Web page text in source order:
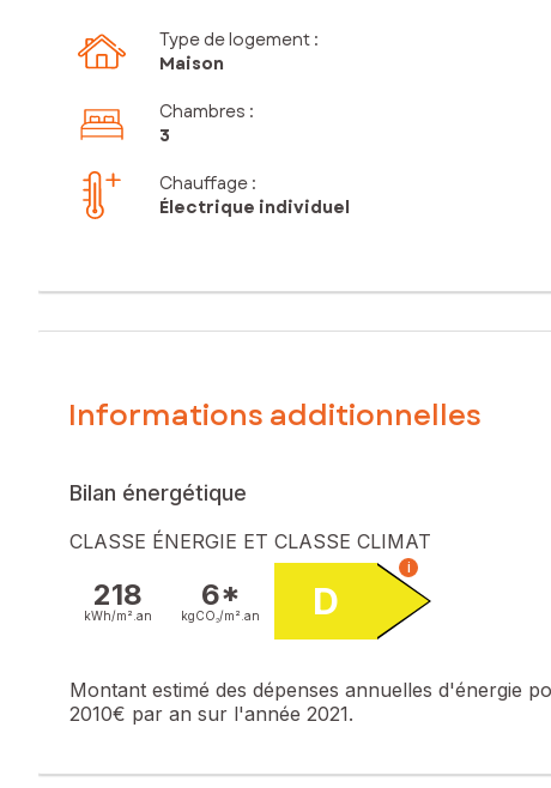
Type de logement :
Maison
Chambres :
3
Chauffage :
Électrique individuel
Informations additionnelles
Bilan énergétique
CLASSE ÉNERGIE ET CLASSE CLIMAT
218
kWh/m². an
6*
kgCO₂/m². an D
i
Montant estimé des dépenses annuelles d'énergie
2010€ par an sur l'année 2021.